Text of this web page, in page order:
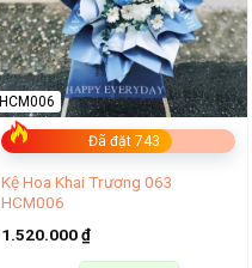
Đã đặt 743
HCM006
Kệ Hoa Khai Trương 063
HCM006
1.520.000₫